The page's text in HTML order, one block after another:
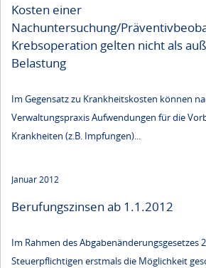
Kosten einer
Nachuntersuchung/
Krebsoperation gelten nicht als
Belastung
Im Gegensatz zu Krankheitskosten können
Verwaltungspraxis Aufwendungen für die
Krankheiten (z.B. Impfungen)...
Januar 2012
Berufungszinsen ab 1.1.2012
Im Rahmen des Abgabenänderungsgesetzes
Steuerpflichtigen erstmals die Möglichkeit